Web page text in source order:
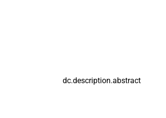
dc.description.abstract